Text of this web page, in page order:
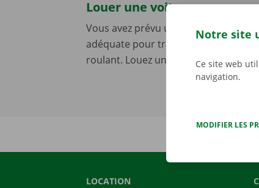
Louer une voiture pour
Vous avez prévu une excursion ou
adéquate pour transporter vos
roulant. Louez une voiture pour
LOCATION
Notre site
Ce site web
navigation.
MODIFIER LES